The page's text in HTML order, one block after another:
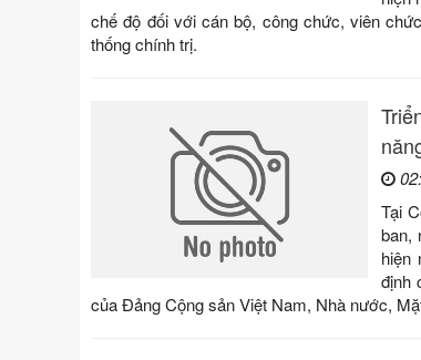
chế độ đối với cán bộ, công chức, viên
thống chính trị.
Tại
ban,
hiện
định
của Đảng Cộng sản Việt Nam, Nhà nước,